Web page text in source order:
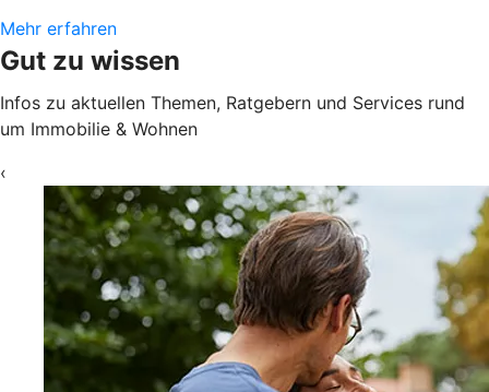
Mehr erfahren
Gut zu wissen
Infos zu aktuellen Themen, Ratgebern und Services rund
um Immobilie & Wohnen
‹